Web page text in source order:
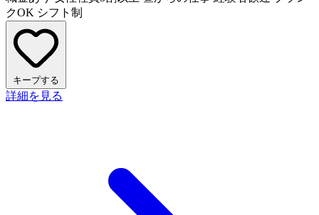
クOK シフト制
キープする
詳細を見る